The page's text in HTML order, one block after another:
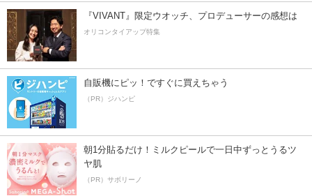
『VIVANT』限定ウオッチ、プロデューサーの感想は
オリコンタイアップ特集
自販機にピッ！ですぐに買えちゃう
（PR）ジハンピ
朝1分貼るだけ！ミルクピールで一日中ずっとうるツ
ヤ肌
（PR）サボリーノ